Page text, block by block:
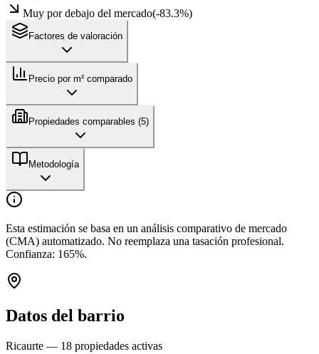
Muy por debajo del mercado(-83.3%)
Factores de valoración
Precio por m² comparado
Propiedades comparables (5)
Metodología
Esta estimación se basa en un análisis comparativo de mercado
(CMA) automatizado. No reemplaza una tasación profesional.
Confianza: 165%.
Datos del barrio
Ricaurte — 18 propiedades activas